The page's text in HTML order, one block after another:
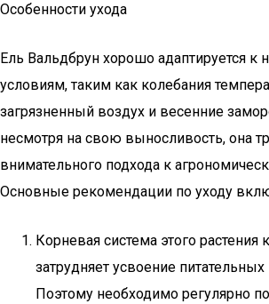
Особенности ухода
Ель Вальдбрун хорошо адаптируется к
условиям, таким как колебания
загрязненный воздух и весенние
несмотря на свою выносливость, она
внимательного подхода к
Основные рекомендации по уходу
Корневая система этого растения
затрудняет усвоение
Поэтому необходимо регулярно